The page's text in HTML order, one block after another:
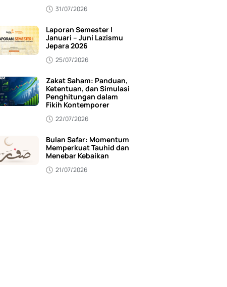
31/07/2026
Laporan Semester I
Januari – Juni Lazismu
Jepara 2026
25/07/2026
Zakat Saham: Panduan,
Ketentuan, dan Simulasi
Penghitungan dalam
Fikih Kontemporer
22/07/2026
Bulan Safar: Momentum
Memperkuat Tauhid dan
Menebar Kebaikan
21/07/2026